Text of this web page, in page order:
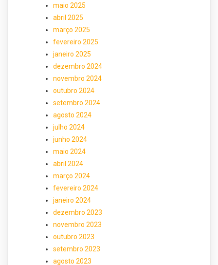
maio 2025
abril 2025
março 2025
fevereiro 2025
janeiro 2025
dezembro 2024
novembro 2024
outubro 2024
setembro 2024
agosto 2024
julho 2024
junho 2024
maio 2024
abril 2024
março 2024
fevereiro 2024
janeiro 2024
dezembro 2023
novembro 2023
outubro 2023
setembro 2023
agosto 2023